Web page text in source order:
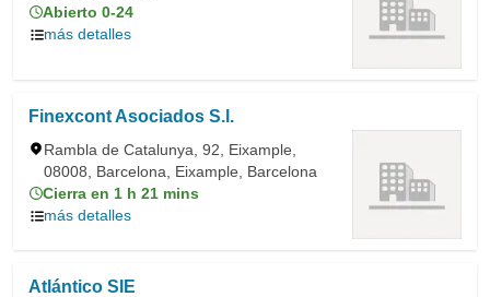
Abierto 0-24
más detalles
Finexcont Asociados S.l.
Rambla de Catalunya, 92, Eixample,
08008, Barcelona, Eixample, Barcelona
Cierra en 1 h 21 mins
más detalles
Atlántico SIE